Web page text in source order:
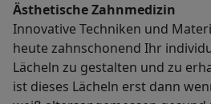
Ästhetische Zahnmedizin
Innovative Techniken und
heute zahnschonend Ihr
Lächeln zu gestalten und zu
ist dieses Lächeln erst dann